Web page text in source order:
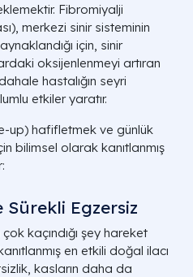
Fibromiyalji
merkezi sinir sisteminin
için, sinir
oksijenlenmeyi artıran
hastalığın seyri
etkiler yaratır.
up) hafifletmek ve günlük
bilimsel olarak kanıtlanmış
Sürekli Egzersiz
kaçındığı şey hareket
en etkili doğal ilacı
kasların daha da